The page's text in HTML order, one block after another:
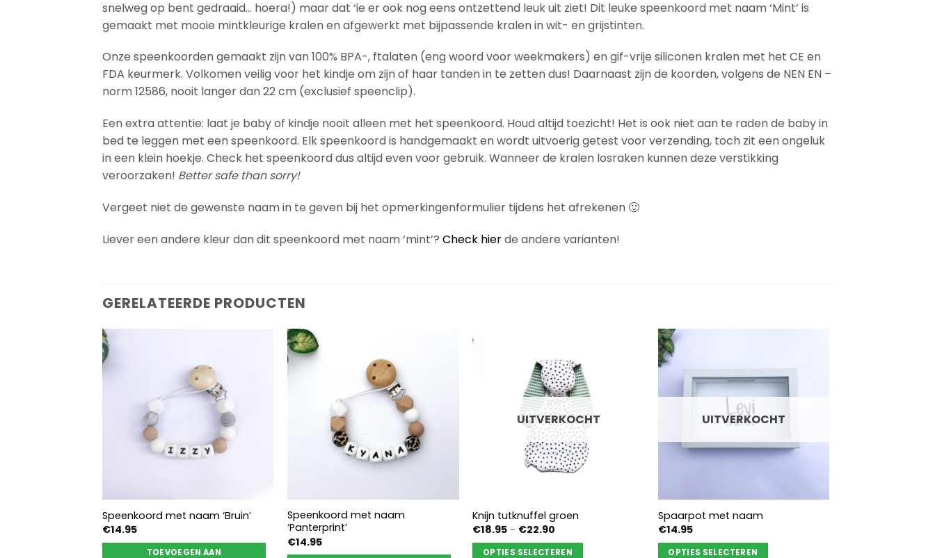
snelweg op bent gedraaid… hoera!) maar dat ‘ie er ook nog eens ontzettend leuk uit ziet! Dit leuke speenkoord met naam ‘Mint’ is
gemaakt met mooie mintkleurige kralen en afgewerkt met bijpassende kralen in wit- en grijstinten.
Onze speenkoorden gemaakt zijn van 100% BPA-, ftalaten (eng woord voor weekmakers) en gif-vrije siliconen kralen met het CE en
FDA keurmerk. Volkomen veilig voor het kindje om zijn of haar tanden in te zetten dus! Daarnaast zijn de koorden, volgens de NEN EN –
norm 12586, nooit langer dan 22 cm (exclusief speenclip).
Een extra attentie: laat je baby of kindje nooit alleen met het speenkoord. Houd altijd toezicht! Het is ook niet aan te raden de baby in
bed te leggen met een speenkoord. Elk speenkoord is handgemaakt en wordt uitvoerig getest voor verzending, toch zit een ongeluk
in een klein hoekje. Check het speenkoord dus altijd even voor gebruik. Wanneer de kralen losraken kunnen deze verstikking
veroorzaken! Better safe than sorry!
Vergeet niet de gewenste naam in te geven bij het opmerkingenformulier tijdens het afrekenen 🙂
Liever een andere kleur dan dit speenkoord met naam ‘mint’? Check hierde andere varianten!
GERELATEERDE PRODUCTEN
Speenkoord met naam ‘Bruin’
€14.95
TOEVOEGEN AAN
Speenkoord met naam
‘Panterprint’
€14.95
UITVERKOCHT
Knijn tutknuffel groen
€18.95 - €22.90
tot
OPTIES SELECTEREN
UITVERKOCHT
Spaarpot met naam
€14.95
OPTIES SELECTEREN